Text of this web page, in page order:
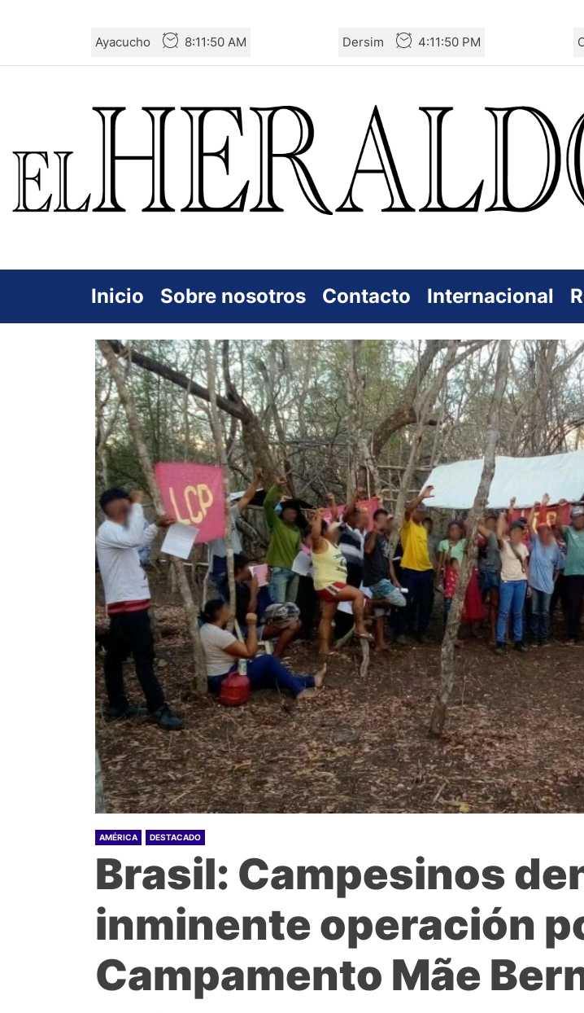
the
Ayacucho 8:11:51 AM Dersim 4:11:51 PM
Inicio Sobre nosotros Contacto Internacional
AMÉRICA DESTACADO
Brasil: Campesinos
inminente operación
Campamento Mãe